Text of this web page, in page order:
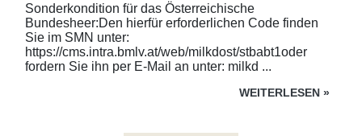
Sonderkondition für das Österreichische
Bundesheer:Den hierfür erforderlichen Code finden
Sie im SMN unter:
https://cms.intra.bmlv.at/web/milkdost/stbabt1oder
fordern Sie ihn per E-Mail an unter: milkd ...
WEITERLESEN »